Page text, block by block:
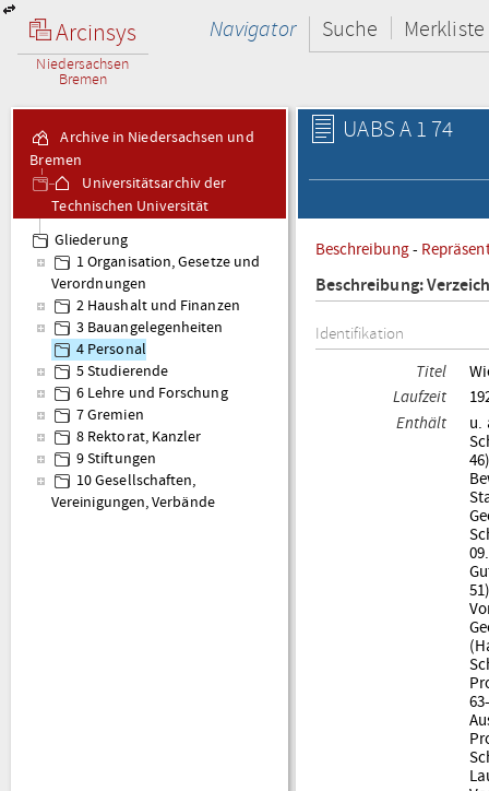
Arcinsys
Niedersachsen
Bremen
Navigator Suche Merkliste
Archive in Niedersachsen und
Bremen
Universitätsarchiv der
Technischen Universität
Braunschweig
A 1 Akten der
Hochschulverwaltung
Gliederung
1 Organisation, Gesetze und
Verordnungen
2 Haushalt und Finanzen
3 Bauangelegenheiten
4 Personal
5 Studierende
6 Lehre und Forschung
7 Gremien
8 Rektorat, Kanzler
9 Stiftungen
10 Gesellschaften,
Vereinigungen, Verbände
UABS A 1 74
Beschreibung-
Beschreibung:
Identifikation
Titel
Laufzeit
Enthält
u.